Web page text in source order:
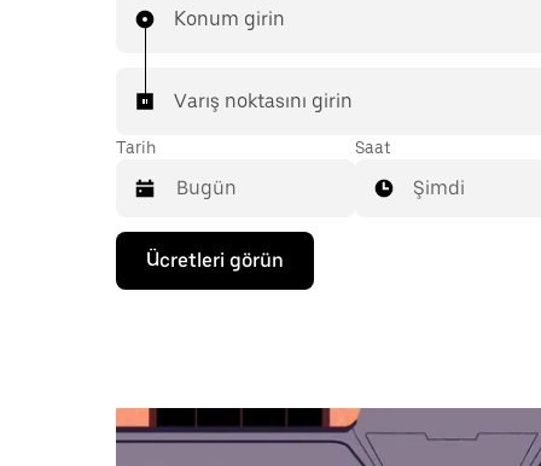
Konum girin
Varış noktasını girin
Tarih
Takvimle
etkileşime
geçmek
aşağı
ok
Saat
Şimdi
Ücretleri görün